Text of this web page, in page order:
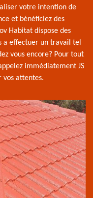
votre intention de
et bénéficiez des
Habitat dispose des
a effectuer un travail tel
vous encore? Pour tout
immédiatement JS
vos attentes.